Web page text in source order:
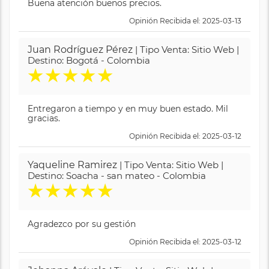
Buena atención buenos precios.
Opinión Recibida el: 2025-03-13
Juan Rodríguez Pérez | Tipo Venta: Sitio Web |
Destino: Bogotá - Colombia
★★★★★
Entregaron a tiempo y en muy buen estado. Mil
gracias.
Opinión Recibida el: 2025-03-12
Yaqueline Ramirez | Tipo Venta: Sitio Web |
Destino: Soacha - san mateo - Colombia
★★★★★
Agradezco por su gestión
Opinión Recibida el: 2025-03-12